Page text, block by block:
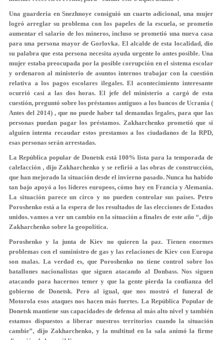
Una guarderia en Snezhnoye consiguió un cuarto adicional, una mujer
logró arreglar su problema con los papeles de la escuela, se prometio
aumentar el salario de los mineros, incluso se prometió una nueva casa
para una persona mayor de Gorlovka. El alcalde de esta localidad, dio
su palabra que esta persona necesita ayuda urgente lo antes posible. Una
mujer estaba preocupada por la posible corrupción en el sistema escolar
y ordenaron al ministerio de asuntos internos trabajar con la cuestión
relativa a los pagos escolares ilegales. El acontecimiento interesante
ocurrió casi a las dos horas. El jefe del ministerio a cargó de esta
cuestión, preguntó sobre los préstamos antiguos a los bancos de Ucrania (
Antes del 2014) , que no puede haber tal demandas legales, para que las
personas puedan pagar los préstamos. Zakharchenko prometió que si
alguien intenta recaudar estos prestamos a los ciudadanos de la RPD,
esas personas serán arrestadas.
La República popular de Donetsk está 100% lista para la temporada de
calefacción , dijo Zakharchenko y se refirió a las obras de construcción,
que han mejorado la situación desde el invierno pasado. Nunca ha habido
tan bajo apoyó a los líderes europeos, cómo hoy en Francia y Alemania.
La situación parece un circo y no pueden controlar sus países. Petro
Poroshenko está a la espera de los resultados de las elecciones de Estados
unidos. vamos a ver un cambio en la situación a finales de este año “, dijo
Zakharchenko sobre la geopolítica.
Poroshenko y la junta de Kiev no quieren la paz. Tienen enormes
problemas con el suministro de gas y las relaciones de Kiev con Europa
son malas. La verdad es, que Poroshenko no tiene control sobre los
batallones nacionalistas que siguen atacando al Donbass. Nos siguen
atacando para hacernos temer y que la gente pierda la confianza del
gobierno de Donetsk. Pero al igual, que nos mostró el funeral de
Motorola esos ataques nos hacen más fuertes. La República Popular de
Donetsk mantiene sus capacidades de defensa al más alto nivel y también
estamos dispuestos a liberar nuestros territorios cuando la situación
cambie”, dijo Zakharchenko, y la multitud en la sala animó la firme